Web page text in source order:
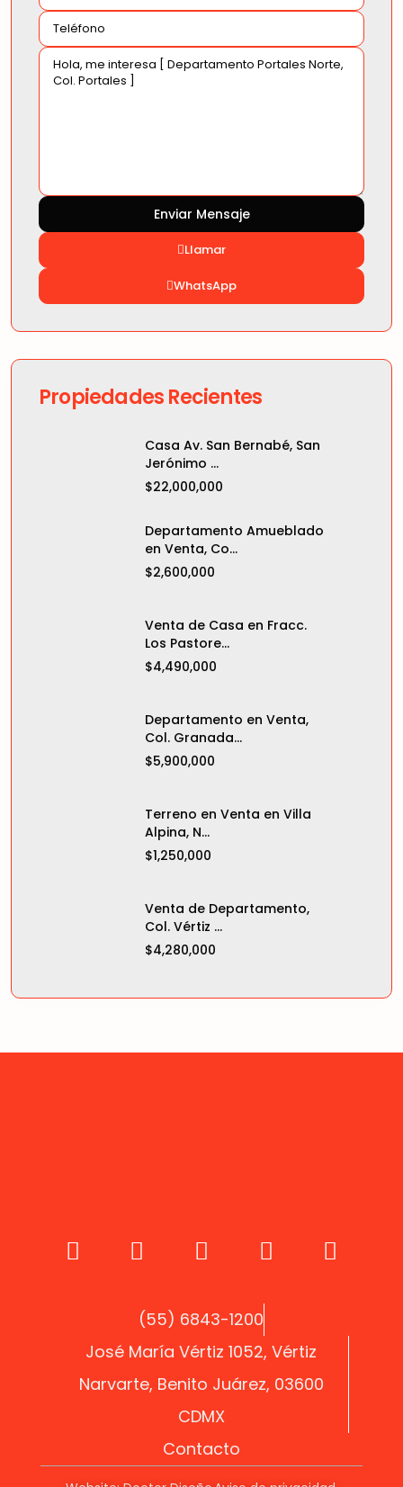
Llamar
WhatsApp
Propiedades Recientes
Casa Av. San Bernabé, San
Jerónimo ...
$22,000,000
Departamento Amueblado
en Venta, Co...
$2,600,000
Venta de Casa en Fracc.
Los Pastore...
$4,490,000
Departamento en Venta,
Col. Granada...
$5,900,000
Terreno en Venta en Villa
Alpina, N...
$1,250,000
Venta de Departamento,
Col. Vértiz ...
$4,280,000
(55) 6843-1200
José María Vértiz 1052, Vértiz
Narvarte, Benito Juárez, 03600
CDMX
Contacto